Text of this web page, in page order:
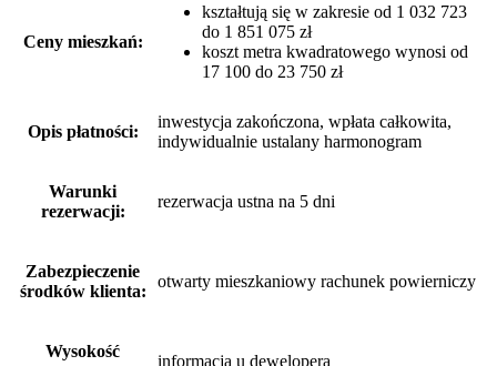
Ceny mieszkań:
kształtują się w zakresie od 1 032 723
do 1 851 075 zł
koszt metra kwadratowego wynosi od
17 100 do 23 750 zł
Opis płatności:
inwestycja zakończona, wpłata całkowita,
indywidualnie ustalany harmonogram
Warunki
rezerwacji:
rezerwacja ustna na 5 dni
Zabezpieczenie
środków klienta:
otwarty mieszkaniowy rachunek powierniczy
Wysokość
informacja u dewelopera